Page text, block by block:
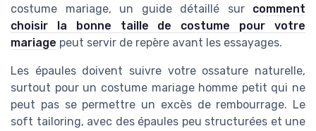
costume mariage, un guide détaillé sur comment
choisir la bonne taille de costume pour votre
mariage peut servir de repère avant les essayages.
Les épaules doivent suivre votre ossature naturelle,
surtout pour un costume mariage homme petit qui ne
peut pas se permettre un excès de rembourrage. Le
soft tailoring, avec des épaules peu structurées et une